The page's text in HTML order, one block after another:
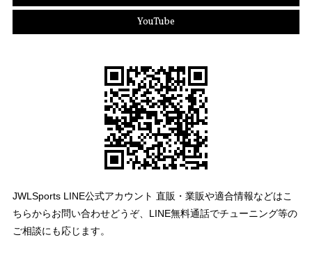
YouTube
JWLSports LINE公式アカウント 直販・業販や適合情報などはこ
ちらからお問い合わせどうぞ、LINE無料通話でチューニング等の
ご相談にも応じます。